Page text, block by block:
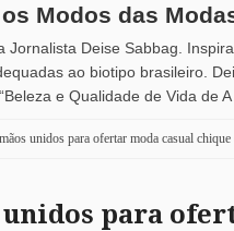
Modos das
Jornalista Deise Sabbag.
ao biotipo brasileiro.
e Qualidade de Vida de
unidos para ofertar moda casual
para